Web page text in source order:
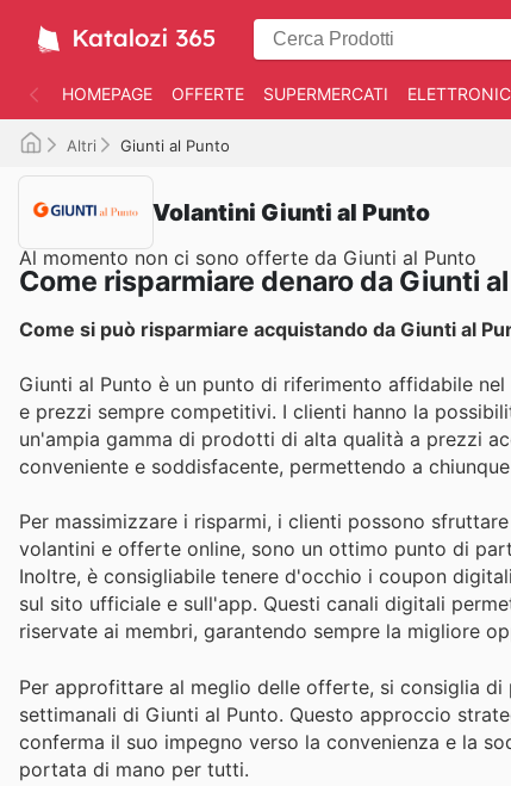
HOMEPAGE OFFERTE SUPERMERCATI
Altri Giunti al Punto
Volantini Giunti al Punto
Al momento non ci sono offerte da Giunti al Punto
Come risparmiare denaro da Giunti
Come si può risparmiare acquistando da Giunti al
Giunti al Punto è un punto di riferimento affidabile
e prezzi sempre competitivi. I clienti hanno la
un'ampia gamma di prodotti di alta qualità a prezzi
conveniente e soddisfacente, permettendo a
Per massimizzare i risparmi, i clienti possono
volantini e offerte online, sono un ottimo punto di
Inoltre, è consigliabile tenere d'occhio i coupon
sul sito ufficiale e sull'app. Questi canali digitali
riservate ai membri, garantendo sempre la migliore
Per approfittare al meglio delle offerte, si consiglia
settimanali di Giunti al Punto. Questo approccio
conferma il suo impegno verso la convenienza e la
portata di mano per tutti.